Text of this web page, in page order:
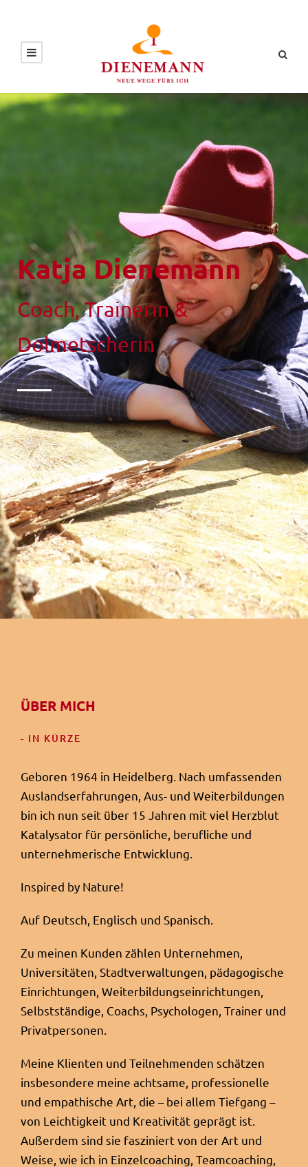
Katja Dienemann
Coach, Trainerin &
Dolmetscherin
ÜBER MICH
- IN KÜRZE
Geboren 1964 in Heidelberg. Nach umfassenden
Auslandserfahrungen, Aus- und Weiterbildungen
bin ich nun seit über 15 Jahren mit viel Herzblut
Katalysator für persönliche, berufliche und
unternehmerische Entwicklung.
Inspired by Nature!
Auf Deutsch, Englisch und Spanisch.
Zu meinen Kunden zählen Unternehmen,
Universitäten, Stadtverwaltungen, pädagogische
Einrichtungen, Weiterbildungseinrichtungen,
Selbstständige, Coachs, Psychologen, Trainer und
Privatpersonen.
Meine Klienten und Teilnehmenden schätzen
insbesondere meine achtsame, professionelle
und empathische Art, die – bei allem Tiefgang –
von Leichtigkeit und Kreativität geprägt ist.
Außerdem sind sie fasziniert von der Art und
Weise, wie ich in Einzelcoaching, Teamcoaching,